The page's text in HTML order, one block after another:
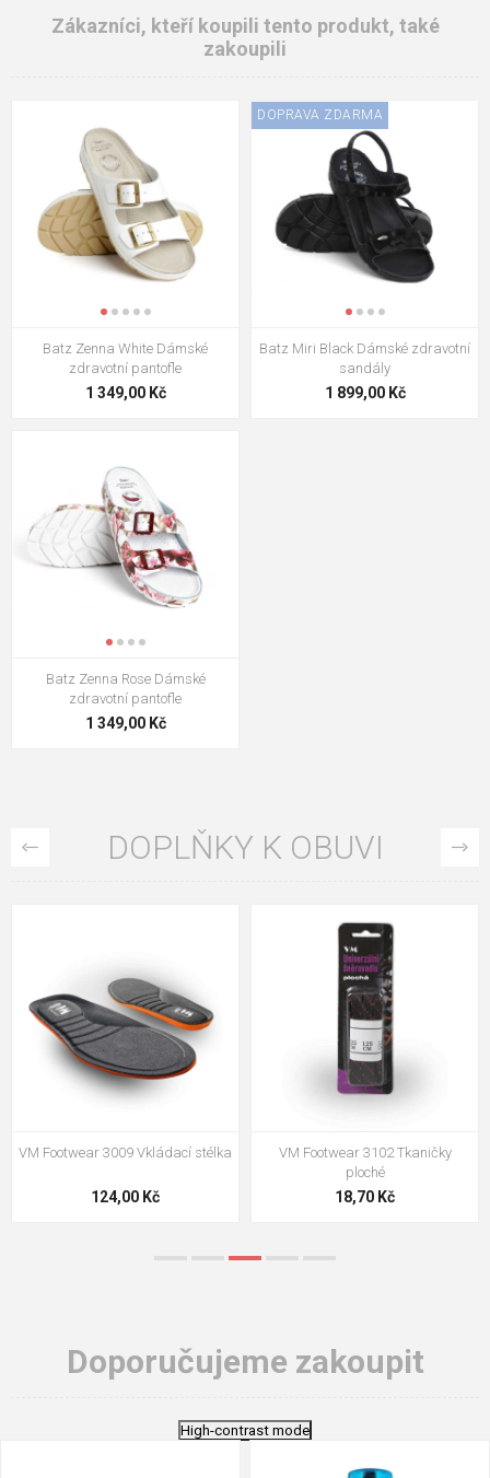
Zákazníci, kteří koupili tento produkt, také
zakoupili
Batz Zenna White Dámské
zdravotní pantofle
1 349,00 Kč
DOPRAVA ZDARMA
Batz Miri Black Dámské zdravotní
sandály
1 899,00 Kč
Batz Zenna Rose Dámské
zdravotní pantofle
1 349,00 Kč
DOPLŇKY K OBUVI
Footwear 3009 Vkládací stélka
124,00 Kč
VM Footwear 3102 Tkaničky
ploché
18,70 Kč
Doporučujeme zakoupit
High-contrast mode